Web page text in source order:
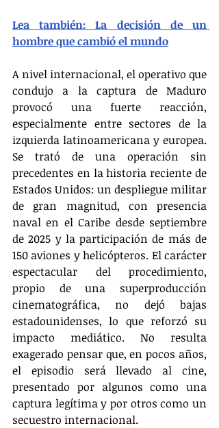
Lea también: La decisión de un
hombre que cambió el mundo
A nivel internacional, el operativo que
condujo a la captura de Maduro
provocó una fuerte reacción,
especialmente entre sectores de la
izquierda latinoamericana y europea.
Se trató de una operación sin
precedentes en la historia reciente de
Estados Unidos: un despliegue militar
de gran magnitud, con presencia
naval en el Caribe desde septiembre
de 2025 y la participación de más de
150 aviones y helicópteros. El carácter
espectacular del procedimiento,
propio de una superproducción
cinematográfica, no dejó bajas
estadounidenses, lo que reforzó su
impacto mediático. No resulta
exagerado pensar que, en pocos años,
el episodio será llevado al cine,
presentado por algunos como una
captura legítima y por otros como un
secuestro internacional.